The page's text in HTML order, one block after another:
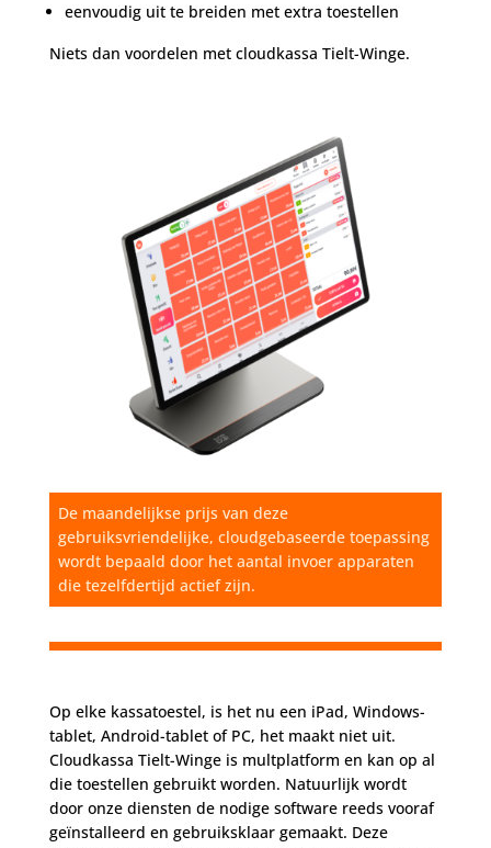
eenvoudig uit te breiden met extra toestellen
Niets dan voordelen met cloudkassa Tielt-Winge.
De maandelijkse prijs van deze
gebruiksvriendelijke, cloudgebaseerde toepassing
wordt bepaald door het aantal invoer apparaten
die tezelfdertijd actief zijn.
Op elke kassatoestel, is het nu een iPad, Windows-
tablet, Android-tablet of PC, het maakt niet uit.
Cloudkassa Tielt-Winge is multplatform en kan op al
die toestellen gebruikt worden. Natuurlijk wordt
door onze diensten de nodige software reeds vooraf
geïnstalleerd en gebruiksklaar gemaakt. Deze